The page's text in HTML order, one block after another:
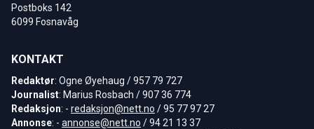
Postboks 142
6099 Fosnavåg
KONTAKT
Redaktør: Ogne Øyehaug / 957 79 727
Journalist: Marius Rosbach / 907 36 774
Redaksjon: - redaksjon@nett.no / 95 77 97 27
Annonse: - annonse@nett.no / 94 21 13 37